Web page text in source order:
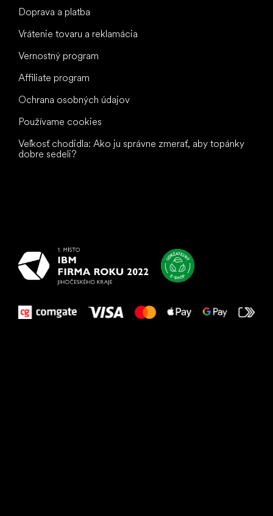
Doprava a platba
Vrátenie tovaru a reklamácia
Vernostný program
Affiliate program
Ochrana osobných údajov
Používame cookies
Veľkosť chodidla: Ako ju správne zmerať, aby topánky
dobre sedeli?